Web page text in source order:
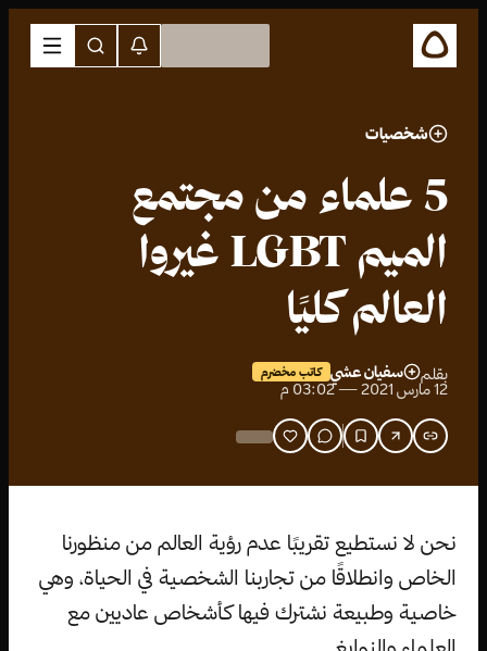
شخصيات
5 علماء من مجتمع
الميم LGBT غيروا
العالم كليًا
بقلم سفيان عشي كاتب مخضرم
12 مارس 2021 — 03:02 م
نحن لا نستطيع تقريبًا عدم رؤية العالم من منظورنا
الخاص وانطلاقًا من تجاربنا الشخصية في الحياة، وهي
خاصية وطبيعة نشترك فيها كأشخاص عاديين مع